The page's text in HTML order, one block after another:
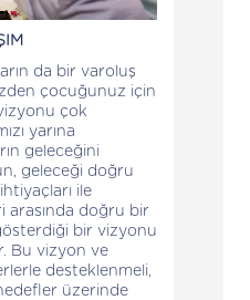
da bir varoluş
çocuğunuz için
çok
yarına
geleceğini
geleceği doğru
ile
arasında doğru bir
bir vizyonu
Bu vizyon ve
desteklenmeli,
üzerinde